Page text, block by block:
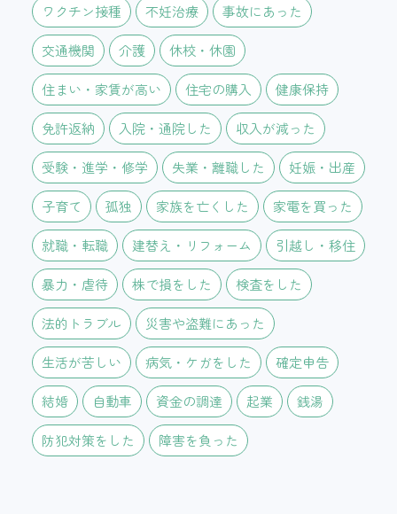
ワクチン接種 不妊治療 事故にあった
交通機関 介護 休校・休園
住まい・家賃が高い 住宅の購入 健康保持
免許返納 入院・通院した 収入が減った
受験・進学・修学 失業・離職した 妊娠・出産
子育て 孤独 家族を亡くした 家電を買った
就職・転職 建替え・リフォーム 引越し・移住
暴力・虐待 株で損をした 検査をした
法的トラブル 災害や盗難にあった
生活が苦しい 病気・ケガをした 確定申告
結婚 自動車 資金の調達 起業 銭湯
防犯対策をした 障害を負った